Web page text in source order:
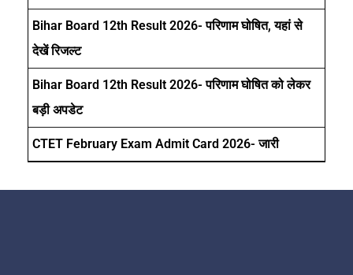
Bihar Board 12th Result 2026- परिणाम घोषित, यहां से
देखें रिजल्ट
Bihar Board 12th Result 2026- परिणाम घोषित को लेकर
बड़ी अपडेट
CTET February Exam Admit Card 2026- जारी